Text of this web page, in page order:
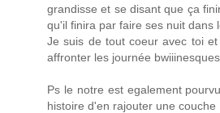
grandisse et se disant que ça
qu'il finira par faire ses nuit dans
Je suis de tout coeur avec toi
affronter les journée bwiiinesques
Ps le notre est egalement
histoire d'en rajouter une couche